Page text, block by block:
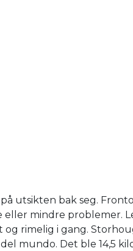
på utsikten bak seg.
mindre problemer.
rimelig i gang.
mundo. Det ble 14,5